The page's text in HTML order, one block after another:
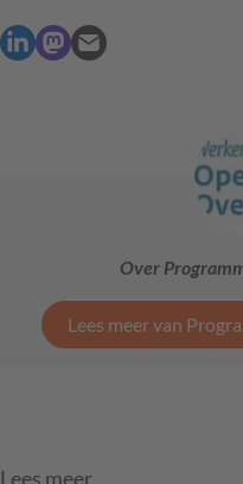
Over
Lees meer van
Lees meer